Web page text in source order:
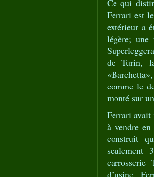
Ce qui
Ferrari est
extérieur a
légère; une
de Turin,
comme le
monté sur
Ferrari avait
à vendre
construit
seulement
d’usine,